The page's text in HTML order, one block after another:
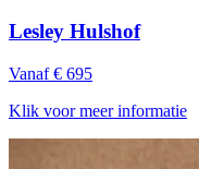
Lesley Hulshof
Vanaf € 695
Klik voor meer informatie